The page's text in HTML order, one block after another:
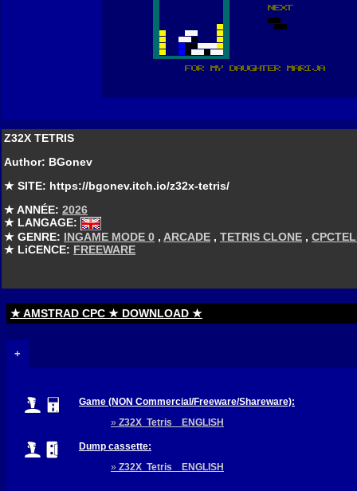
Z32X TETRIS
Author: BGonev
★ SITE: https://bgonev.itch.io/z32x-tetris/
★ ANNÉE: 2026
★ LANGAGE:
★ GENRE: INGAME MODE 0 , ARCADE , TETRIS CLONE ,
★ LiCENCE: FREEWARE
★ AMSTRAD CPC ★ DOWNLOAD ★
+
Game (NON Commercial/Freeware/Shareware):
» Z32X Tetris ENGLISH
Dump cassette:
» Z32X Tetris ENGLISH